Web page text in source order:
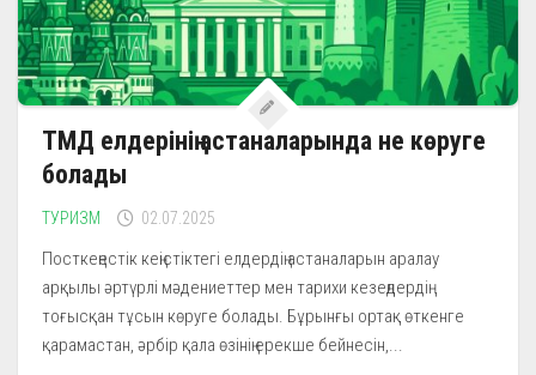
ТМД елдерінің астаналарында не көруге
болады
ТУРИЗМ 02.07.2025
Посткеңестік кеңістіктегі елдердің астаналарын аралау
арқылы әртүрлі мәдениеттер мен тарихи кезеңдердің
тоғысқан тұсын көруге болады. Бұрынғы ортақ өткенге
қарамастан, әрбір қала өзінің ерекше бейнесін,...